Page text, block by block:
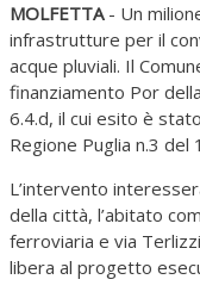
MOLFETTA- Un
infrastrutture per il
acque pluviali. Il
finanziamento Por
6.4.d, il cui esito è
Regione Puglia n.3 del
L’intervento
della città, l’abitato
ferroviaria e via
libera al progetto